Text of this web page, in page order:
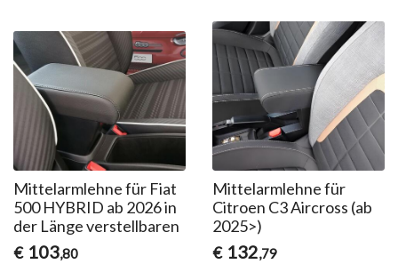
Mittelarmlehne für Fiat
500 HYBRID ab 2026 in
der Länge verstellbaren
€ 103,80
Mittelarmlehne für
Citroen C3 Aircross (ab
2025>)
€ 132,79